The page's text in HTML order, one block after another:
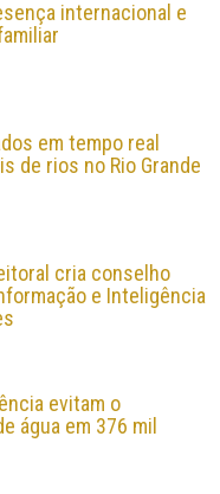
internacional e
em tempo real
de rios no Rio Grande
cria conselho
e Inteligência
evitam o
água em 376 mil